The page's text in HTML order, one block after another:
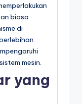
biasa
di
mesin.
yang